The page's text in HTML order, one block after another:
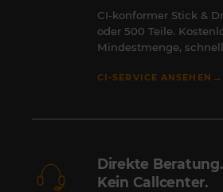
CI-konformer Stick &
oder 500 Teile.
Mindestmenge,
CI-SERVICE ANSEHEN →
Direkte Beratung.
Kein Callcenter.